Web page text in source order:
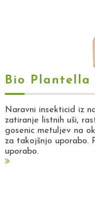
Bio Plantella
Naravni insekticid iz
zatiranje listnih uši,
gosenic metuljev na
za takojšnjo uporabo.
uporabo.